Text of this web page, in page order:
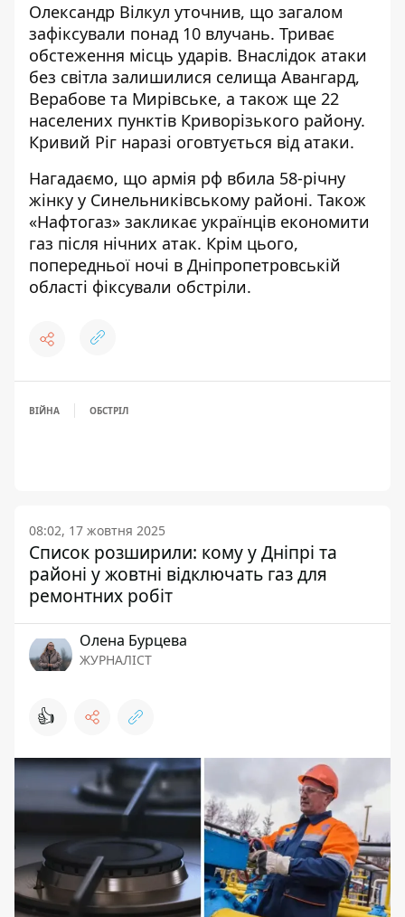
Олександр Вілкул уточнив, що загалом
зафіксували понад 10 влучань. Триває
обстеження місць ударів. Внаслідок атаки
без світла залишилися селища Авангард,
Верабове та Мирівське, а також ще 22
населених пунктів Криворізького району.
Кривий Ріг наразі оговтується від атаки.
Нагадаємо, що армія рф вбила 58-річну
жінку у Синельниківському районі. Також
«Нафтогаз» закликає українців економити
газ після нічних атак. Крім цього,
попередньої ночі в Дніпропетровській
області фіксували обстріли.
ВІЙНА ОБСТРІЛ
08:02, 17 жовтня 2025
Список розширили: кому у Дніпрі та
районі у жовтні відключать газ для
ремонтних робіт
Олена Бурцева
ЖУРНАЛІСТ
👍